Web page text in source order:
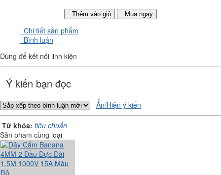
Thêm vào giỏ Mua ngay
Chi tiết sản phẩm
Bình luận
Dùng để kết nối linh kiện
Ý kiến bạn đọc
Ẩn/Hiện ý kiến
Từ khóa: tiêu chuẩn
Sản phẩm cùng loại